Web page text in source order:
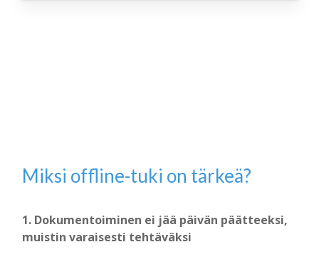
Miksi offline-tuki on tärkeä?
1. Dokumentoiminen ei jää päivän päätteeksi,
muistin varaisesti tehtäväksi